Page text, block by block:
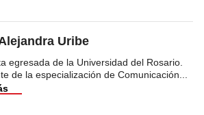
Uribe
egresada de la Universidad del Rosario.
de la especialización de Comunicación